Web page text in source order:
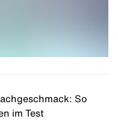
So
im Test